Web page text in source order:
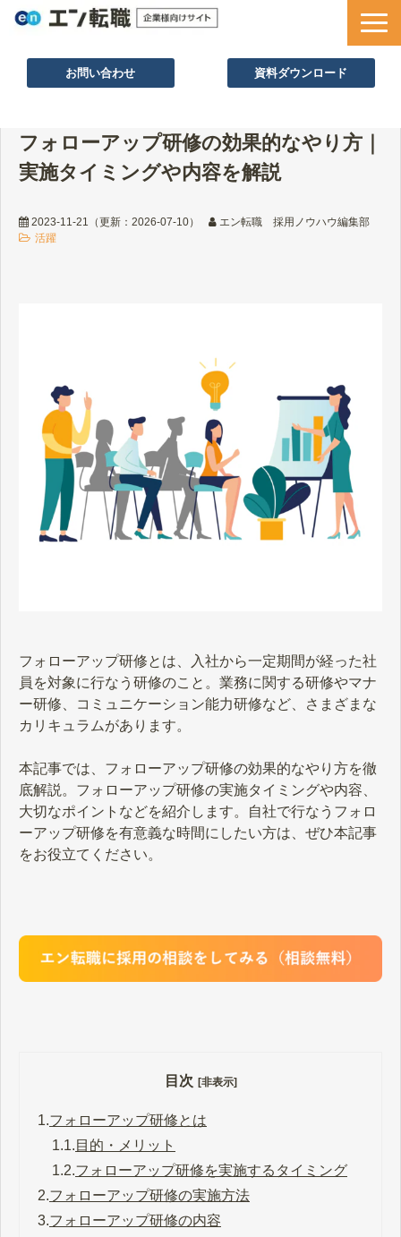
お問い合わせ 資料ダウンロード
採用ノウハウ
採用事例
セミナー情報
フォローアップ研修の効果的なやり方｜
実施タイミングや内容を解説
2023-11-21 （更新： 2026-07-10）
エン転職 採用ノウハウ編集部
活躍
フォローアップ研修とは、入社から一定期間が経った社
員を対象に行なう研修のこと。業務に関する研修やマナ
ー研修、コミュニケーション能力研修など、さまざまな
カリキュラムがあります。
本記事では、フォローアップ研修の効果的なやり方を徹
底解説。フォローアップ研修の実施タイミングや内容、
大切なポイントなどを紹介します。自社で行なうフォロ
ーアップ研修を有意義な時間にしたい方は、ぜひ本記事
をお役立てください。
目次 [非表示]
1.フォローアップ研修とは
1.1. 目的・メリット
1.2.フォローアップ研修を実施するタイミング
2.フォローアップ研修の実施方法
3.フォローアップ研修の内容